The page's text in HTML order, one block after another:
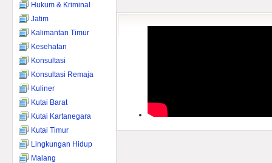
Hukum & Kriminal
Jatim
Kalimantan Timur
Kesehatan
Konsultasi
Konsultasi Remaja
Kuliner
Kutai Barat
Kutai Kartanegara
Kutai Timur
Lingkungan Hidup
Malang